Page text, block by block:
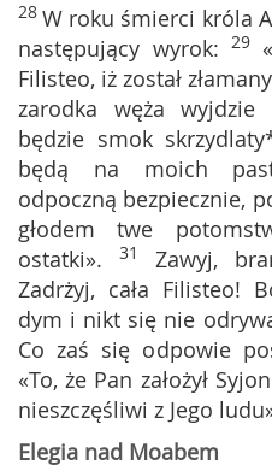
28W roku śmierci króla
następujący wyrok: 29
Filisteo, iż został
zarodka węża
będzie smok
będą na moich
odpoczną bezpiecznie,
głodem twe
ostatki». 31 Zawyj,
Zadrżyj, cała Filisteo!
dym i nikt się nie
Co zaś się odpowie
«To, że Pan założył
nieszczęśliwi z Jego
Elegia nad Moabem